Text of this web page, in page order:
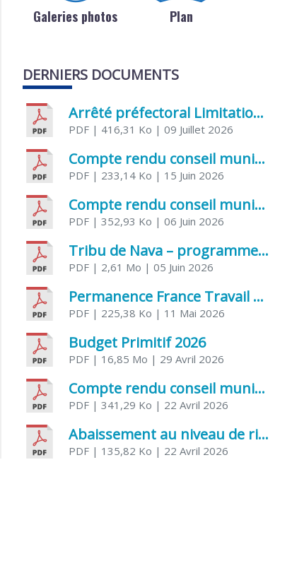
Galeries photos Plan
DERNIERS DOCUMENTS
Arrêté préfectoral Limitation provisoire des usages de l’eau
PDF | 416,31 Ko | 09 Juillet 2026
Compte rendu conseil municipal 5 juin 2026 sénatoriale
PDF | 233,14 Ko | 15 Juin 2026
Compte rendu conseil municipal – 21 avril 2026
PDF | 352,93 Ko | 06 Juin 2026
Tribu de Nava – programme et inscriptions été 2026
PDF | 2,61 Mo | 05 Juin 2026
Permanence France Travail au CCAS de Saujon Juin 2026
PDF | 225,38 Ko | 11 Mai 2026
Budget Primitif 2026
PDF | 16,85 Mo | 29 Avril 2026
Compte rendu conseil municipal – 7 avril 2026
PDF | 341,29 Ko | 22 Avril 2026
Abaissement au niveau de risque modéré de l’Influenza aviaire
PDF | 135,82 Ko | 22 Avril 2026